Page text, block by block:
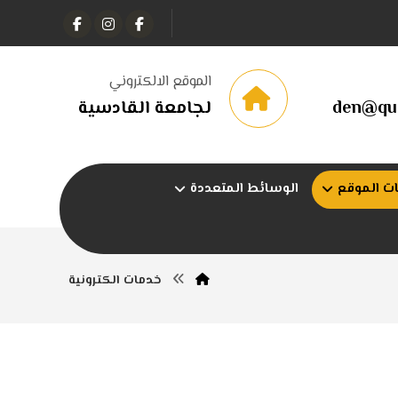
الموقع الالكتروني
لجامعة القادسية
الموقع الوسائط المتعددة
خدمات الكترونية